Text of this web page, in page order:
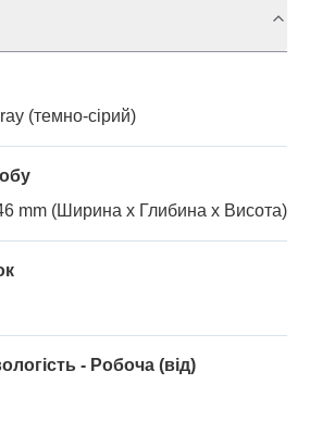
(темно-сірий)
mm (Ширина x Глибина x Висота)
- Робоча (від)